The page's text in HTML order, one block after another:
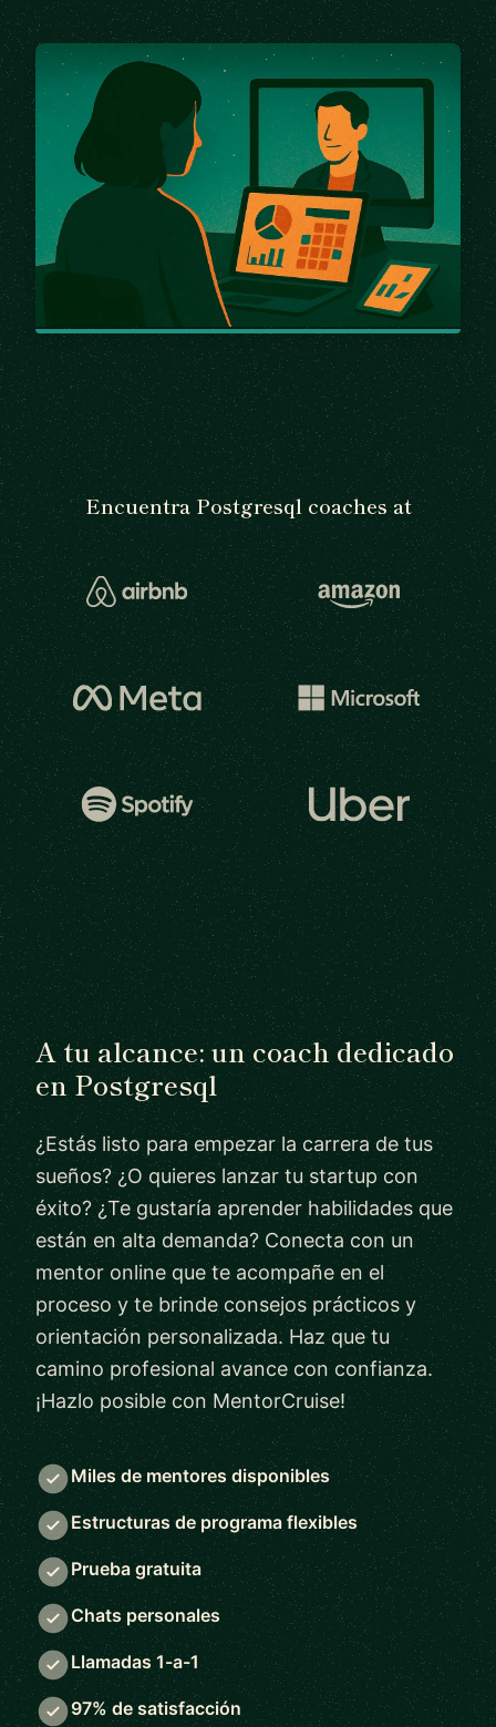
Encuentra Postgresql coaches at
A tu alcance: un coach dedicado
en Postgresql
¿Estás listo para empezar la carrera de tus
sueños? ¿O quieres lanzar tu startup con
éxito? ¿Te gustaría aprender habilidades que
están en alta demanda? Conecta con un
mentor online que te acompañe en el
proceso y te brinde consejos prácticos y
orientación personalizada. Haz que tu
camino profesional avance con confianza.
¡Hazlo posible con MentorCruise!
Miles de mentores disponibles
Estructuras de programa flexibles
Prueba gratuita
Chats personales
Llamadas 1-a-1
97% de satisfacción